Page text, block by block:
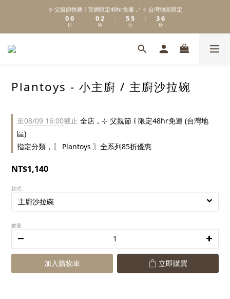
\ Welcome to 𝙻𝚒𝚝𝚝𝚕𝚎 𝙼𝚒𝚕𝚔𝚢 𝚆𝚊𝚢  ✨ For the Little Ones. /
⊹ 父親節快樂 ꒰ 官網限定48hr免運 ⸝⁺ ✧ 台灣地區限定
1
0
1
0
日
:
1
0
3
2
1
時
:
6
5
4
6
5
4
分
:
4
3
2
7
6
5
3
2
秒
新註冊會員贈 $𝟷𝟶𝟶 購物金✨新客首單輸碼「𝙽𝙴𝚆𝟸𝟶𝟸𝟼」享 𝟿 折優惠
\ Welcome to 𝙻𝚒𝚝𝚝𝚕𝚎 𝙼𝚒𝚕𝚔𝚢 𝚆𝚊𝚢  ✨ For the Little Ones. /
Plantoys - 小主廚 / 主廚沙拉碗
至08/09 16:00截止 全店，⊹ 父親節 ꒰ 限定48hr免運 (台灣地
區)
指定分類，〖 Plantoys 〗全系列85折優惠
NT$1,140
款式
數量
加入購物車 立即購買